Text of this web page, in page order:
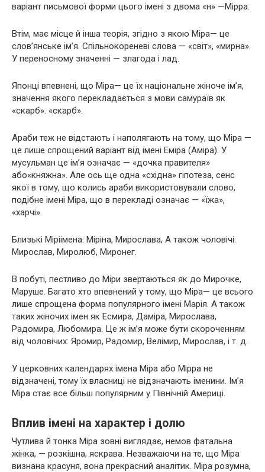
варіант письмової форми цього імені з двома «н» —Мірра.
Втім, має місце й інша теорія, згідно з якою Міра— це
слов’янське ім’я. Спільнокореневі слова — «світ», «мирна».
У переносному значенні — злагода і лад.
Японці впевнені, що Міра— це їх національне жіноче ім’я,
значення якого перекладається з мови самураїв як
«скарб». «скарб».
Араби теж не відстають і наполягають на тому, що Міра —
це лише спрощений варіант від імені Еміра (Аміра). У
мусульман це ім’я означає — «дочка правителя»
або«княжна». Але ось ще одна «східна» гіпотеза, сенс
якої в тому, що колись араби використовували слово,
подібне імені Міра, що в перекладі означає — «їжа»,
«харчі».
Близькі Міріімена: Міріна, Мирослава, А також чоловічі:
Мирослав, Миролюб, Миронег.
В побуті, пестливо до Міри звертаються як до Мирочке,
Маруше. Багато хто впевнений у тому, що Міра— це всього
лише спрощена форма популярного імені Марія. А також
таких жіночих імен як Есмира, Даміра, Мирослава,
Радомира, Любомира. Це ж ім’я може бути скороченням
від чоловічих: Яромир, Радомир, Велімир, Мирослав, і т. д.
У церковних календарях імена Міра або Мірра не
відзначені, тому їх власниці не відзначають іменини. Ім’я
Міра стає все більш популярним у Північній Америці.
Вплив імені на характер і долю
Чутлива й тонка Міра зовні виглядає, немов фатальна
жінка, — розкішна, яскрава. Незважаючи на те, що Міра
визнана красуня, вона прекрасний аналітик. Міра розумна,